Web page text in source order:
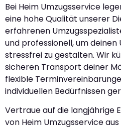
Bei Heim Umzugsservice
eine hohe Qualität unserer
erfahrenen
und professionell, um deinen
stressfrei zu gestalten. Wir
sicheren Transport deiner
flexible
individuellen Bedürfnissen
Vertraue auf die langjährige
von Heim Umzugsservice